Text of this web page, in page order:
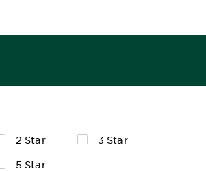
2 Star
3 Star
5 Star